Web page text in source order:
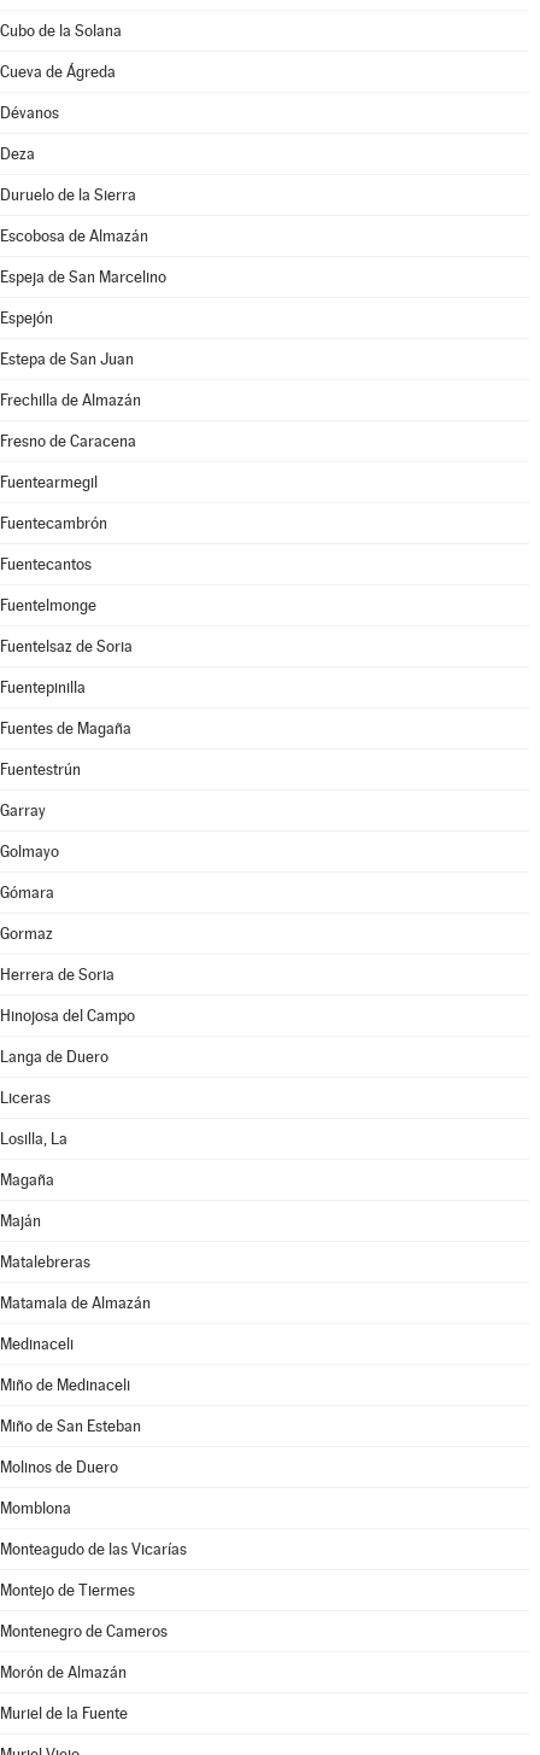
Cubo de la Solana
Cueva de Ágreda
Dévanos
Deza
Duruelo de la Sierra
Escobosa de Almazán
Espeja de San Marcelino
Espejón
Estepa de San Juan
Frechilla de Almazán
Fresno de Caracena
Fuentearmegil
Fuentecambrón
Fuentecantos
Fuentelmonge
Fuentelsaz de Soria
Fuentepinilla
Fuentes de Magaña
Fuentestrún
Garray
Golmayo
Gómara
Gormaz
Herrera de Soria
Hinojosa del Campo
Langa de Duero
Liceras
Losilla, La
Magaña
Maján
Matalebreras
Matamala de Almazán
Medinaceli
Miño de Medinaceli
Miño de San Esteban
Molinos de Duero
Momblona
Monteagudo de las Vicarías
Montejo de Tiermes
Montenegro de Cameros
Morón de Almazán
Muriel de la Fuente